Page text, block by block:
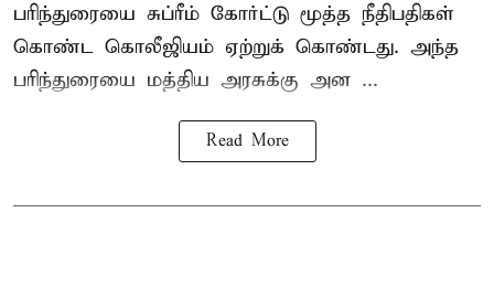
பரிந்துரையை சுப்ரீம் கோர்ட்டு மூத்த நீதிபதிகள்
கொண்ட கொலீஜியம் ஏற்றுக் கொண்டது. அந்த
பரிந்துரையை மத்திய அரசுக்கு அன ...
Read More